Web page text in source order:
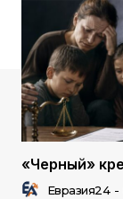
«Черный»
Евразия24 -